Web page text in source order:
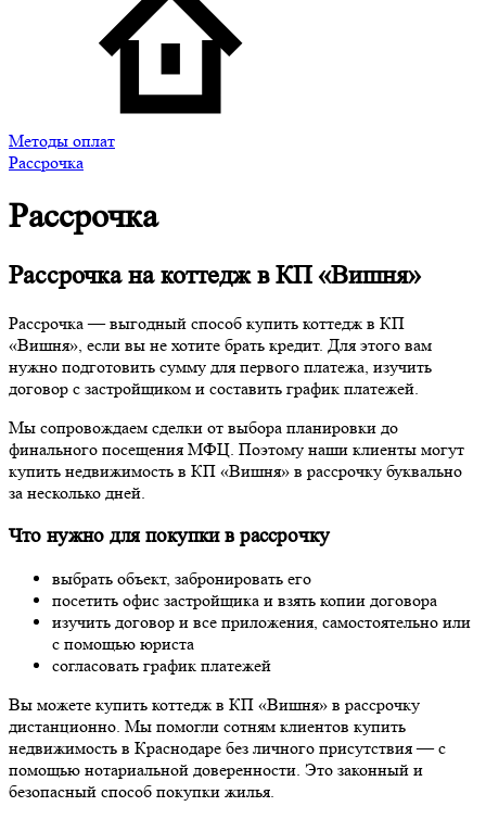
Методы оплат
Рассрочка
Рассрочка
Рассрочка на коттедж в КП «Вишня»
Рассрочка — выгодный способ купить коттедж в КП
«Вишня», если вы не хотите брать кредит. Для этого вам
нужно подготовить сумму для первого платежа, изучить
договор с застройщиком и составить график платежей.
Мы сопровождаем сделки от выбора планировки до
финального посещения МФЦ. Поэтому наши клиенты могут
купить недвижимость в КП «Вишня» в рассрочку буквально
за несколько дней.
Что нужно для покупки в рассрочку
выбрать объект, забронировать его
посетить офис застройщика и взять копии договора
изучить договор и все приложения, самостоятельно или
с помощью юриста
согласовать график платежей
Вы можете купить коттедж в КП «Вишня» в рассрочку
дистанционно. Мы помогли сотням клиентов купить
недвижимость в Краснодаре без личного присутствия — с
помощью нотариальной доверенности. Это законный и
безопасный способ покупки жилья.